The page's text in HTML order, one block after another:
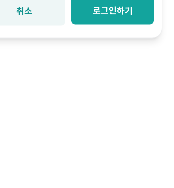
취소 로그인하기